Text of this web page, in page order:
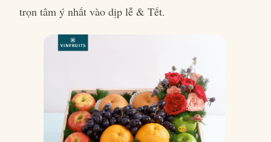
trọn tâm ý nhất vào dịp lễ & Tết.